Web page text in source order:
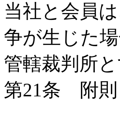
当社と会員
争が生じた
管轄裁判所
第21条 附則